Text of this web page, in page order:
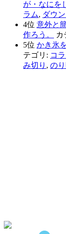
が・なにを
ラム, ダウ
4位 意外と
作ろう。
カ
5位 かき氷
テゴリ: コ
み切り , の